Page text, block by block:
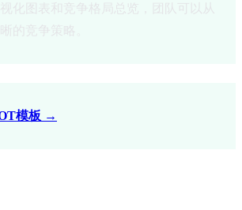
化图表和竞争格局总览，团队可以从
的竞争策略。
模板 →